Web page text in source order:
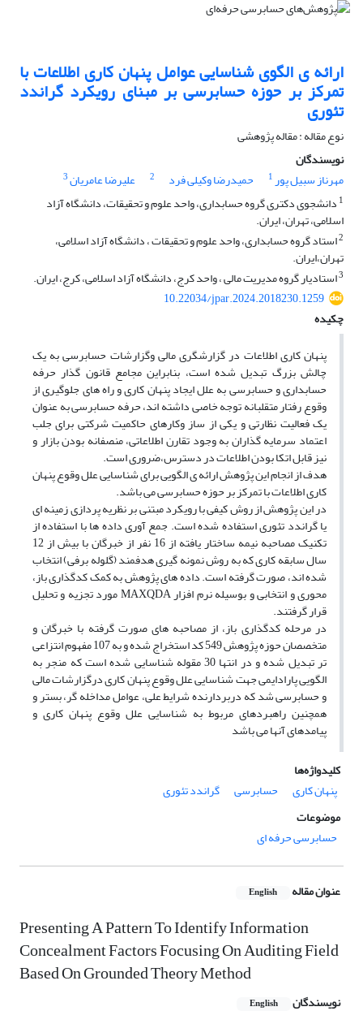
ارائه ی الگوی شناسایی عوامل پنهان کاری اطلاعات با
تمرکز بر حوزه حسابرسی بر مبنای رویکرد گراندد
تئوری
نوع مقاله : مقاله پژوهشی
نویسندگان
مهرناز سبیل پور1 حمیدرضا وکیلی فرد 2 علیرضا عامریان3
1 دانشجوی دکتری گروه حسابداری، واحد علوم و تحقیقات، دانشگاه آزاد
اسلامی، تهران، ایران.
2استاد گروه حسابداری، واحد علوم و تحقیقات ، دانشگاه آزاد اسلامی،
تهران،ایران.
3استادیار گروه مدیریت مالی ، واحد کرج، دانشگاه آزاد اسلامی، کرج، ایران.
10.22034/jpar.2024.2018230.1259
چکیده
پنهان کاری اطلاعات در گزارشگری مالی وگزارشات حسابرسی به یک
چالش بزرگ تبدیل شده است، بنابراین مجامع قانون گذار حرفه
حسابداری و حسابرسی به علل ایجاد پنهان کاری و راه های جلوگیری از
وقوع رفتار متقلبانه توجه خاصی داشته اند، حرفه حسابرسی به عنوان
یک فعالیت نظارتی و یکی از ساز وکارهای حاکمیت شرکتی برای جلب
اعتماد سرمایه گذاران به وجود تقارن اطلاعاتی، منصفانه بودن بازار و
نیز قابل اتکا بودن اطلاعات در دسترس،ضروری است.
هدف از انجام این پژوهش ارائه ی الگویی برای شناسایی علل وقوع پنهان
کاری اطلاعات با تمرکز بر حوزه حسابرسی می باشد.
در این پژوهش از روش کیفی با رویکرد مبتنی بر نظریه پردازی زمینه ای
یا گراندد تئوری استفاده شده است. جمع آوری داده ها با استفاده از
تکنیک مصاحبه نیمه ساختار یافته از 16 نفر از خبرگان با بیش از 12
سال سابقه کاری که به روش نمونه گیری هدفمند (گلوله برفی) انتخاب
شده اند، صورت گرفته است. داده های پژوهش به کمک کدگذاری باز،
محوری و انتخابی و بوسیله نرم افزار MAXQDA مورد تجزیه و تحلیل
قرار گرفتند.
در مرحله کدگذاری باز، از مصاحبه های صورت گرفته با خبرگان و
متخصصان حوزه پژوهش 549 کد استخراج شده و به 107 مفهوم انتزاعی
تر تبدیل شده و در انتها 30 مقوله شناسایی شده است که منجر به
الگویی پارادایمی جهت شناسایی علل وقوع پنهان کاری درگزارشات مالی
و حسابرسی شد که دربردارنده شرایط علی، عوامل مداخله گر، بستر و
همچنین راهبردهای مربوط به شناسایی علل وقوع پنهان کاری و
پیامدهای آنها می باشد
کلیدواژه‌ها
پنهان کاری
حسابرسی
گراندد تئوری
موضوعات
حسابرسی حرفه ای
عنوان مقاله English
Presenting A Pattern To Identify Information
Concealment Factors Focusing On Auditing Field
Based On Grounded Theory Method
نویسندگان English